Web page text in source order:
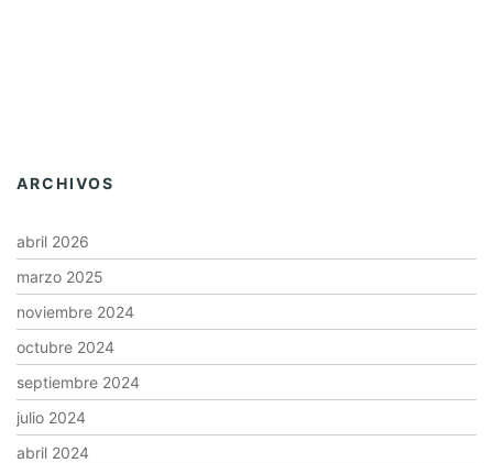
ARCHIVOS
abril 2026
marzo 2025
noviembre 2024
octubre 2024
septiembre 2024
julio 2024
abril 2024